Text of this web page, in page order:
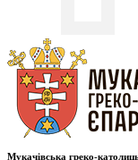
Мукачівська греко-